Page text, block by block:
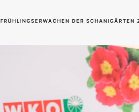
FRÜHLINGSERWACHEN DER SCHANIGÄRTEN